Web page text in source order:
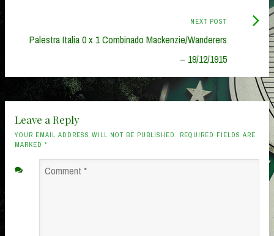
NEXT POST
Palestra Italia 0 x 1 Combinado Mackenzie/Wanderers
– 19/12/1915
Next
Leave a Reply
YOUR EMAIL ADDRESS WILL NOT BE PUBLISHED. REQUIRED FIELDS ARE
MARKED *
Comment